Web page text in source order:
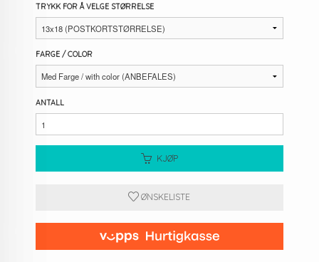
TRYKK FOR Å VELGE STØRRELSE
FARGE / COLOR
ANTALL
KJØP
ØNSKELISTE